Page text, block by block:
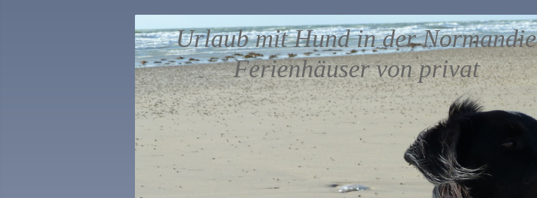
Urlaub mit Hund in der Normandie
Ferienhäuser von privat